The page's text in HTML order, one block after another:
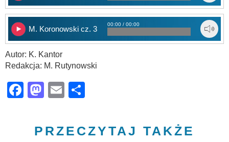
M. Koronowski cz. 3
00:00 / 00:00
Autor: K. Kantor
Redakcja: M. Rutynowski
Facebook
Mastodon
Email
PRZECZYTAJ TAKŻE